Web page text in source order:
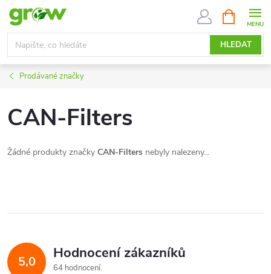
Přejít
obsah
HLEDAT
NÁKUPNÍ
KOŠÍK
Prodávané značky
CAN-Filters
Žádné produkty značky CAN-Filters nebyly nalezeny...
5,0 Hodnocení zákazníků
64 hodnocení